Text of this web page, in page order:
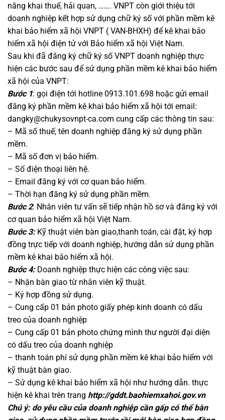
năng khai thuế, hải quan, ……. VNPT còn giới thiệu tới
doanh nghiệp kết hợp sử dụng chữ ký số với phần mềm kê
khai bảo hiểm xã hội VNPT ( VAN-BHXH) để kê khai bảo
hiểm xã hội điện tử với Bảo hiểm xã hội Việt Nam.
Sau khi đã đăng ký chữ ký số VNPT doanh nghiệp thực
hiện các bước sau để sử dụng phần mềm kê khai bảo hiểm
xã hội của VNPT:
Bước 1: gọi điện tới hotline 0913.101.698 hoặc gửi email
đăng ký phần mềm kê khai bảo hiểm xã hội tới email:
dangky@chukysovnpt-ca.com cung cấp các thông tin sau:
– Mã số thuế, tên doanh nghiệp đăng ký sử dụng phần
mềm.
– Mã số đơn vị bảo hiểm.
– Số điện thoại liên hệ.
– Email đăng ký với cơ quan bảo hiểm.
– Thời hạn đăng ký sử dụng phần mềm.
Bước 2: Nhân viên tư vấn sẽ tiếp nhận hồ sơ và đăng ký với
cơ quan bảo hiểm xã hội Việt Nam.
Bước 3:Kỹ thuật viên bàn giao,thanh toán, cài đặt, ký hợp
đồng trực tiếp với doanh nghiệp, hướng dẫn sử dụng phần
mềm kê khai bảo hiểm xã hội.
Bước 4:Doanh nghiệp thực hiện các công việc sau:
– Nhận bàn giao từ nhân viên kỹ thuật.
– Ký hợp đồng sử dụng.
– Cung cấp 01 bản photo giấy phép kinh doanh có dấu
treo của doanh nghiệp
– Cung cấp 01 bản photo chứng mình thư người đại diện
có dấu treo của doanh nghiệp
– thanh toán phí sử dụng phần mềm kê khai bảo hiểm với
kỹ thuật bàn giao.
– Sử dụng kê khai bảo hiểm xã hội như hướng dẫn. thực
hiện kê khai trên trang http://gddt.baohiemxahoi.gov.vn
Chú ý: do yêu cầu của doanh nghiệp cần gấp có thể bàn